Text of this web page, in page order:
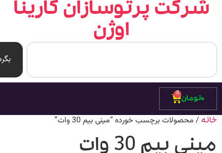
پرتوسازان کارینا
اوژن
تومان
/ محصولات برچسب خورده “مینی بیم 30 وات”
بیم 30 وات